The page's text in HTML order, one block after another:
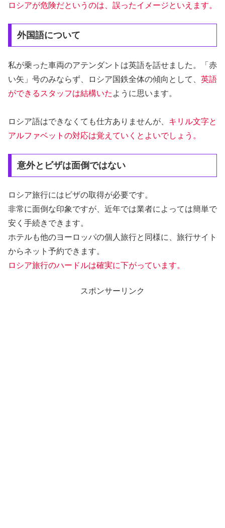
ロシアが危険だというのは、誤ったイメージといえます。
外国語について
私が乗った車両のアテンダントは英語を話せました。「赤
い矢」号のみならず、ロシア国鉄全体の傾向として、 英語
ができるスタッフは結構いた ように思います。
ロシア語はできなくても仕方ありませんが、 キリル文字と
アルファベットの対応は覚えていくとよいでしょう。
意外とビザは面倒ではない
ロシア旅行にはビザの取得が必要です。
非常に面倒な印象ですが、近年では業者によっては簡単で
安く手続きできます。
ホテルも他のヨーロッパの個人旅行と同様に、旅行サイト
からネット予約できます。
ロシア旅行のハードルは確実に下がっています。
スポンサーリンク